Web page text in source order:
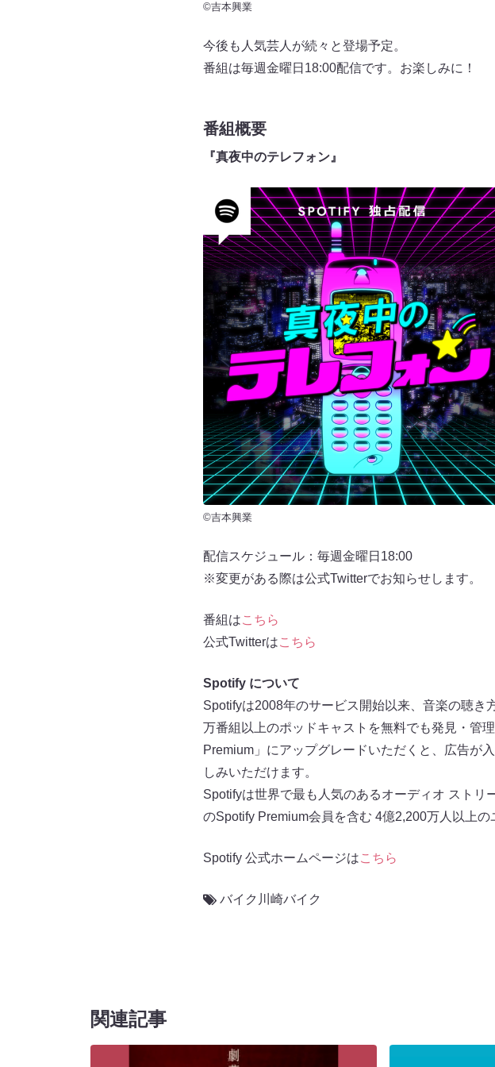
©吉本興業
今後も人気芸人が続々と登場予定。
番組は毎週金曜日18:00配信です。お楽しみに！
番組概要
『真夜中のテレフォン』
©吉本興業
配信スケジュール：毎週金曜日18:00
※変更がある際は公式Twitterでお知らせします。
番組はこちら
公式Twitterはこちら
Spotify について
Spotifyは2008年のサービス開始以来、音楽の聴
万番組以上のポッドキャストを無料でも発見・管
Premium」にアップグレードいただくと、広告が
しみいただけます。
Spotifyは世界で最も人気のあるオーディオ スト
のSpotify Premium会員を含む 4億2,200万人以上の
Spotify 公式ホームページはこちら
バイク川崎バイク
関連記事